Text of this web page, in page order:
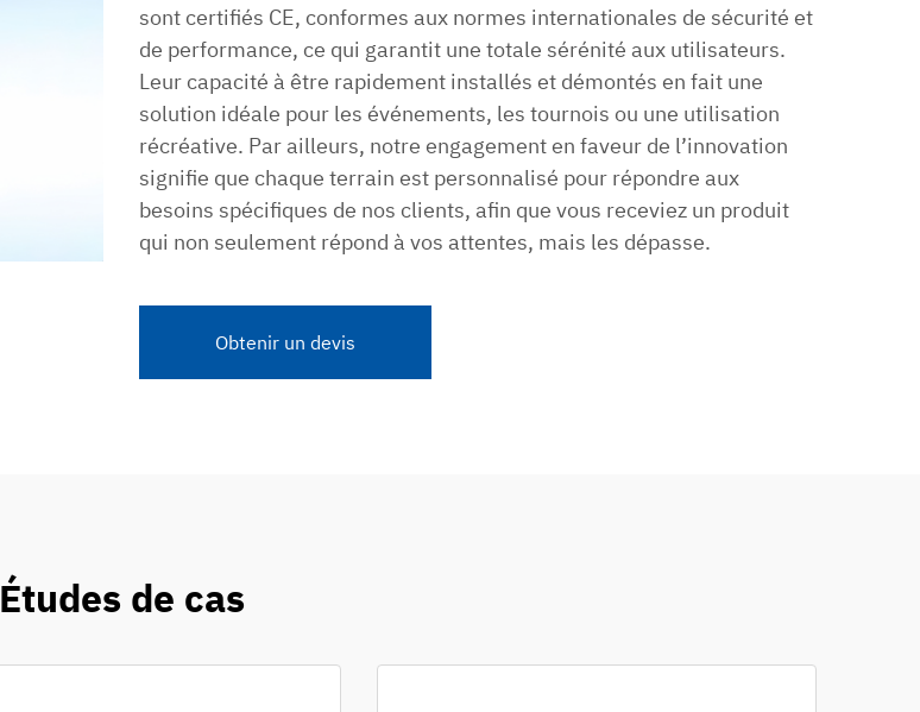
sont certifiés CE, conformes aux normes internationales de sécurité et
de performance, ce qui garantit une totale sérénité aux utilisateurs.
Leur capacité à être rapidement installés et démontés en fait une
solution idéale pour les événements, les tournois ou une utilisation
récréative. Par ailleurs, notre engagement en faveur de l’innovation
signifie que chaque terrain est personnalisé pour répondre aux
besoins spécifiques de nos clients, afin que vous receviez un produit
qui non seulement répond à vos attentes, mais les dépasse.
Obtenir un devis
Études de cas